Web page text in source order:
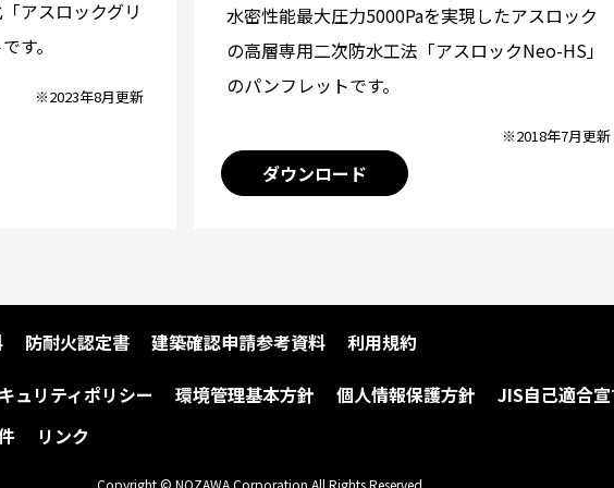
アスロックグリ
す。
※2023年8月更新
水密性能最大圧力5000Paを実現したアスロック
の高層専用二次防水工法「アスロックNeo-HS」
のパンフレットです。
※2018年7月更新
ダウンロード
防耐火認定書 建築確認申請参考資料
利用規約
ュリティポリシー 環境管理基本方針 個人情報保護方針
JIS自己適合
リンク
Copyright © NOZAWA Corporation All Rights Reserved.